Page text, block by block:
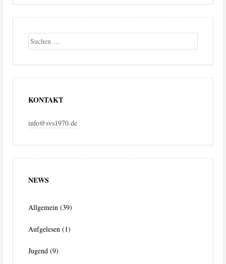
Suche
KONTAKT
info@svs1970.de
NEWS
Allgemein (39)
Aufgelesen (1)
Jugend (9)